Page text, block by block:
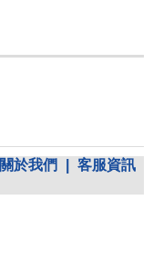
關於我們
客服資訊